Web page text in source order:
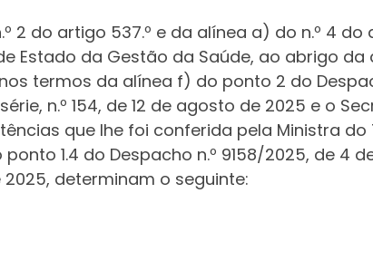
2 do artigo 537.º e da alínea a) do n.º 4
Estado da Gestão da Saúde, ao abrigo
termos da alínea f) do ponto 2 do
n.º 154, de 12 de agosto de 2025 e o
que lhe foi conferida pela Ministra do
1.4 do Despacho n.º 9158/2025, de 4
2025, determinam o seguinte: